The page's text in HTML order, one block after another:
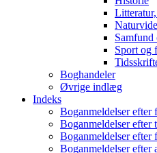
Samfund
Sport og
Boghandeler
Øvrige indlæg
Indeks
Boganmeldelser efter
Boganmeldelser efter
Boganmeldelser efter
Boganmeldelser efter